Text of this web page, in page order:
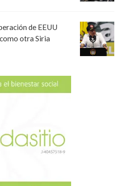
de EEUU
otra Siria